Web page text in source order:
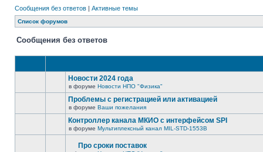
Сообщения без ответов | Активные темы
Список форумов
Сообщения без ответов
Новости 2024 года
в форуме Новости НПО "Физика"
Проблемы с регистрацией или активацией
в форуме Ваши пожелания
Контроллер канала МКИО с интерфейсом SPI
в форуме Мультиплексный канал MIL-STD-1553B
Про сроки поставок